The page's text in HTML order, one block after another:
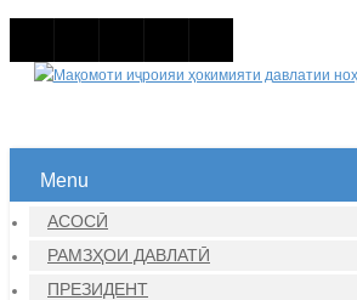
Menu
АСОСӢ
РАМЗҲОИ ДАВЛАТӢ
ПРЕЗИДЕНТ